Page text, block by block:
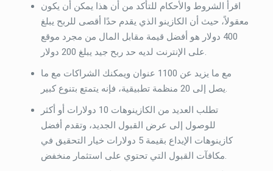
اقرأ الشروط والأحكام للتأكد من أن هذا يمكن أن يكون
معقولاً، حيث أن الكازينو الذي يقدم حدًا أقصى للربح يبلغ
400 دولار هو أفضل قيمة مقابل المال من مجرد موقع
على الإنترنت لديه حد ربح جيد يبلغ 200 دولار.
مع ما يزيد عن 1100 عنوان ويمكنك الشراكات مع ما
يصل إلى 20 منظمة تطبيقية، فإنه يتمتع بتنوع كبير.
تطلب العديد من الكازينوهات 10 دولارات أو أكثر
للوصول إلى عرض القبول الجديد، وتقدم أفضل
كازينوهات الإيداع بقيمة 5 دولارات خيار التحقيق في
مكافآت القبول التي تحتوي على استثمار منخفض.